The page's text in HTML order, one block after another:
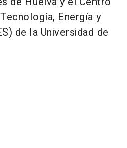
Energía y
de la Universidad de